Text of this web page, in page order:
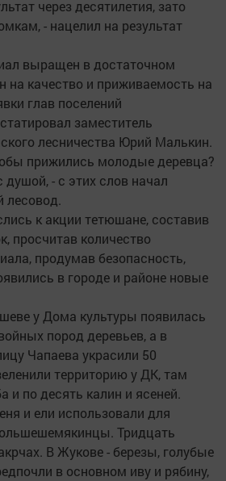
через десятилетия, зато
- нацелил на результат
выращен в достаточном
на качество и приживаемость на
глав поселений
заместитель
лесничества Юрий Малькин.
прижились молодые деревца?
душой, - с этих слов начал
лесовод.
к акции тетюшане, составив
просчитав количество
продумав безопасность,
в городе и районе новые
у Дома культуры появилась
пород деревьев, а в
Чапаева украсили 50
территорию у ДК, там
и по десять калин и ясеней.
и ели использовали для
Тридцать
В Жукове - березы, голубые
в основном иву и рябину,